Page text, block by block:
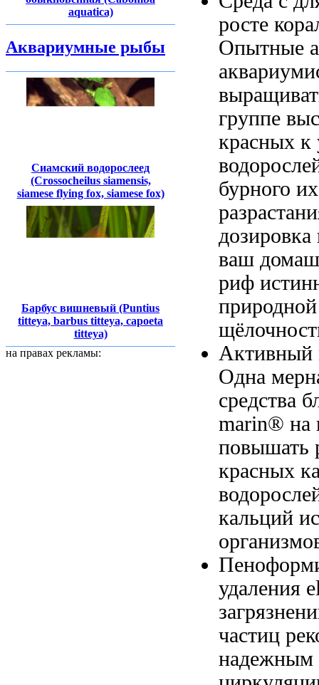
aquatica)
Аквариумные рыбы
Сиамский водорослеед
(Crossocheilus siamensis,
siamese flying fox, siamese fox)
Барбус вишневый (Puntius
titteya, barbus titteya, capoeta
titteya)
на правах рекламы:
росте
Опытные
группе
красных к
бурного
дозировка
ваш
риф
Активный
Одна
средства
marin® на
повышать
красных
кальций
удаления
частиц
надежным